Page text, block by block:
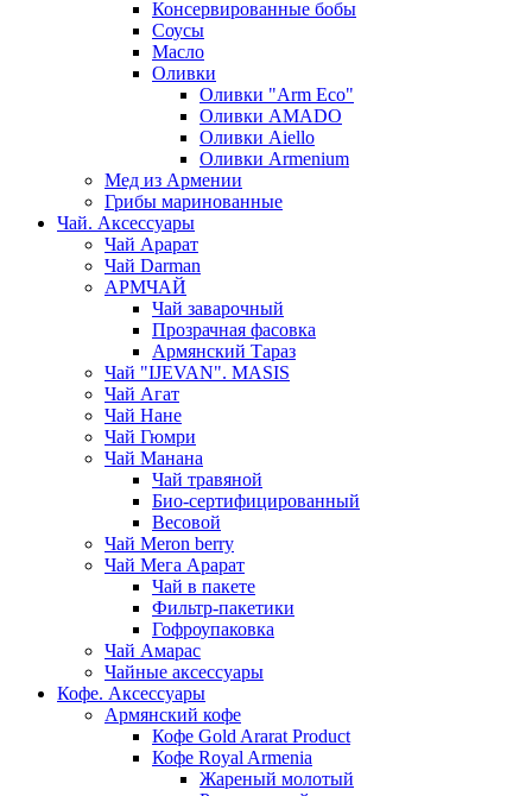
Консервированные бобы
Соусы
Масло
Оливки
Оливки "Arm Eco"
Оливки AMADO
Оливки Aiello
Оливки Armenium
Мед из Армении
Грибы маринованные
Чай. Аксессуары
Чай Арарат
Чай Darman
АРМЧАЙ
Чай заварочный
Прозрачная фасовка
Армянский Тараз
Чай "IJEVAN". MASIS
Чай Агат
Чай Нане
Чай Гюмри
Чай Манана
Чай травяной
Био-сертифицированный
Весовой
Чай Meron berry
Чай Мега Арарат
Чай в пакете
Фильтр-пакетики
Гофроупаковка
Чай Амарас
Чайные аксессуары
Кофе. Аксессуары
Армянский кофе
Кофе Gold Ararat Product
Кофе Royal Armenia
Жареный молотый